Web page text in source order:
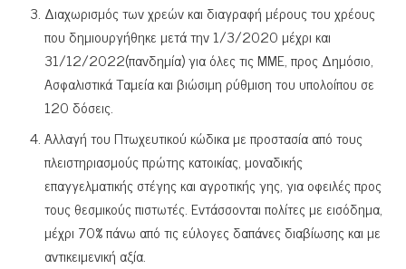
Διαχωρισμός των χρεών και διαγραφή μέρους του χρέους
που δημιουργήθηκε μετά την 1/3/2020 μέχρι και
31/12/2022(πανδημία) για όλες τις ΜΜΕ, προς Δημόσιο,
Ασφαλιστικά Ταμεία και βιώσιμη ρύθμιση του υπολοίπου σε
120 δόσεις.
Αλλαγή του Πτωχευτικού κώδικα με προστασία από τους
πλειστηριασμούς πρώτης κατοικίας, μοναδικής
επαγγελματικής στέγης και αγροτικής γης, για οφειλές προς
τους θεσμικούς πιστωτές. Εντάσσονται πολίτες με εισόδημα,
μέχρι 70% πάνω από τις εύλογες δαπάνες διαβίωσης και με
αντικειμενική αξία.